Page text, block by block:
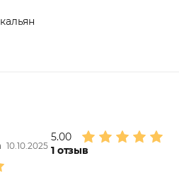
5.00
1отзыв
10.10.2025